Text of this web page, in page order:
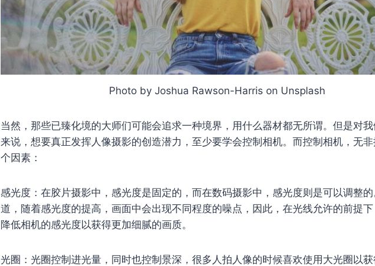
Photo by Joshua Rawson-Harris on Unsplash
当然，那些已臻化境的大师们可能会追求一种境界，用什么器材都无所谓。但是对我
来说，想要真正发挥人像摄影的创造潜力，至少要学会控制相机。而控制相机，无
个因素：
感光度：在胶片摄影中，感光度是固定的，而在数码摄影中，感光度则是可以调整
道，随着感光度的提高，画面中会出现不同程度的噪点，因此，在光线允许的前提
降低相机的感光度以获得更加细腻的画质。
光圈：光圈控制进光量，同时也控制景深，很多人拍人像的时候喜欢使用大光圈以